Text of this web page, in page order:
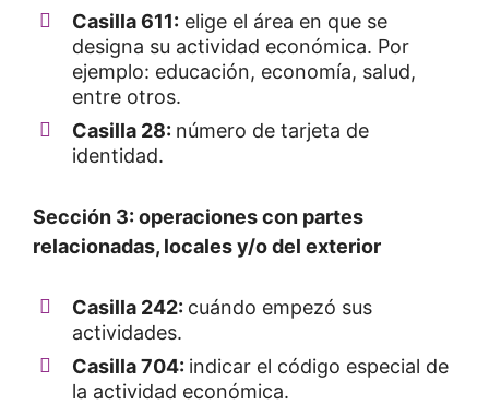
Casilla 611: elige el área en que se
designa su actividad económica. Por
ejemplo: educación, economía, salud,
entre otros.
Casilla 28: número de tarjeta de
identidad.
Sección 3: operaciones con partes
relacionadas, locales y/o del exterior
Casilla 242: cuándo empezó sus
actividades.
Casilla 704: indicar el código especial de
la actividad económica.